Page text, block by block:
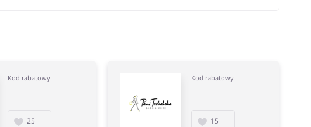
Kod rabatowy
25
Kod rabatowy
15